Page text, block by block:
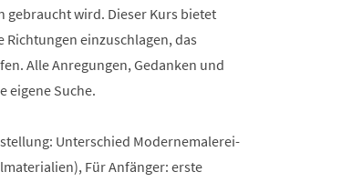
gebraucht wird. Dieser Kurs bietet
einzuschlagen, das
Alle Anregungen, Gedanken und
eigene Suche.
Unterschied Modernemalerei-
Für Anfänger: erste